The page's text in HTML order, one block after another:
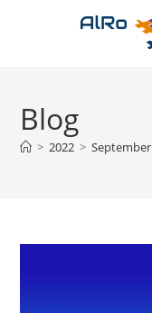
Blog
> 2022 > September